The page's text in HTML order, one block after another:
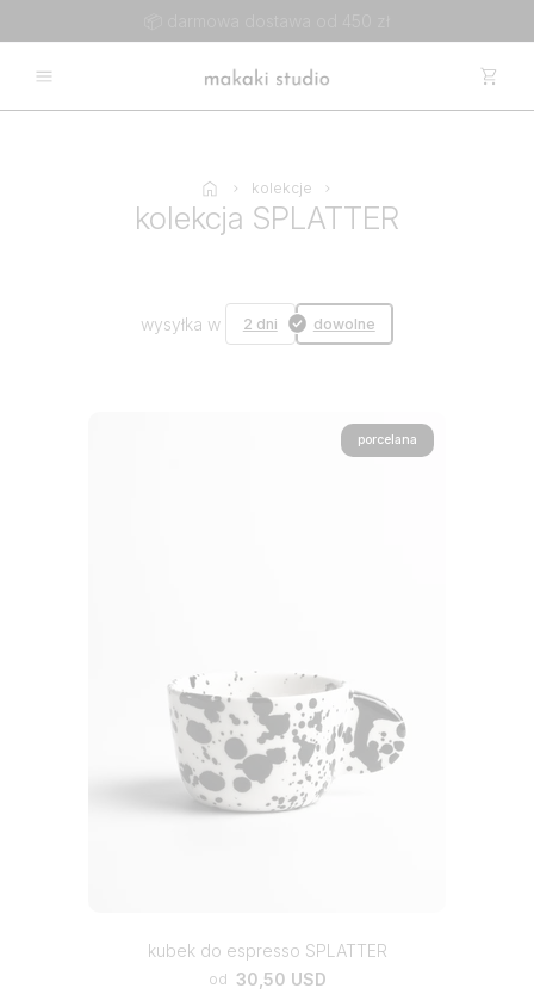
kolekcje
kolekcja SPLATTER
wysyłka w 2 dni dowolne
porcelana
kubek do espresso SPLATTER
od 30,50 USD